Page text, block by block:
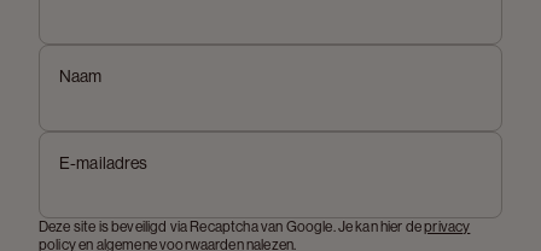
Naam
E-mailadres
Deze site is beveiligd via Recaptcha van Google. Je kan hier deprivacy
policyen algemene voorwaardennalezen.